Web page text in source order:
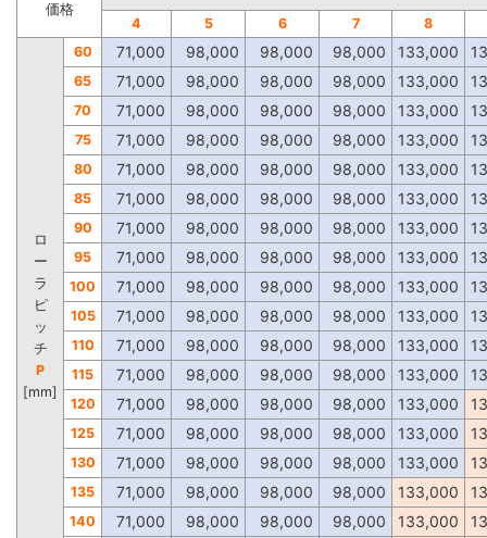
価格
4
5 6 7 8
ロ
ー
ラ
ピ
ッ
チ
P
[mm]
60 71,000 98,000 98,000 98,000 133,000
65 71,000 98,000 98,000 98,000 133,000
70 71,000 98,000 98,000 98,000 133,000
75 71,000 98,000 98,000 98,000 133,000
80 71,000 98,000 98,000 98,000 133,000
85 71,000 98,000 98,000 98,000 133,000
90 71,000 98,000 98,000 98,000 133,000
95 71,000 98,000 98,000 98,000 133,000
100 71,000 98,000 98,000 98,000 133,000
105 71,000 98,000 98,000 98,000 133,000
110 71,000 98,000 98,000 98,000 133,000
115 71,000 98,000 98,000 98,000 133,000
120 71,000 98,000 98,000 98,000 133,000
125 71,000 98,000 98,000 98,000 133,000
130 71,000 98,000 98,000 98,000 133,000
135 71,000 98,000 98,000 98,000 133,000
140 71,000 98,000 98,000 98,000 133,000